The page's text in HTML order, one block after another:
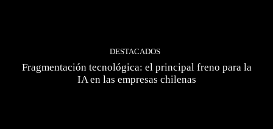
DESTACADOS
Fragmentación tecnológica: el principal freno para la
IA en las empresas chilenas